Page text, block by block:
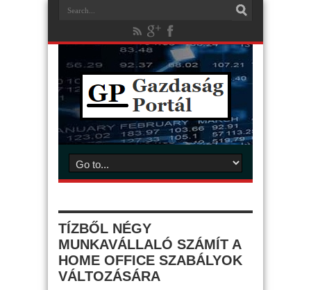
TÍZBŐL NÉGY
MUNKAVÁLLALÓ SZÁMÍT A
HOME OFFICE SZABÁLYOK
VÁLTOZÁSÁRA